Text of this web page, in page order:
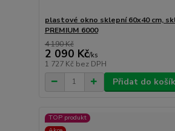
plastové okno sklepní 60x40 cm,
PREMIUM 6000
4 190 Kč
2 090 Kč/ks
1 727 Kč bez DPH
Přidat do
TOP produkt